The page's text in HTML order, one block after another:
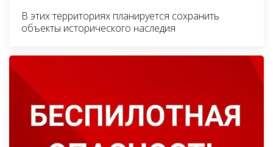
В этих территориях планируется сохранить
объекты исторического наследия